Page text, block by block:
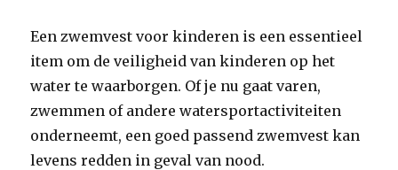
Een zwemvest voor kinderen is een essentieel
item om de veiligheid van kinderen op het
water te waarborgen. Of je nu gaat varen,
zwemmen of andere watersportactiviteiten
onderneemt, een goed passend zwemvest kan
levens redden in geval van nood.